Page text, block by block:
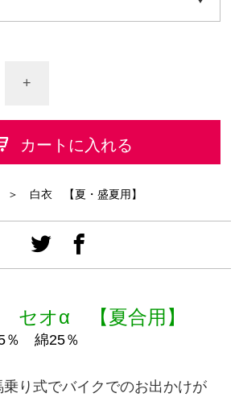
+
カートに入れる
＞ 白衣 【夏・盛夏用】
セオα 【夏合用】
％ 綿25％
乗り式でバイクでのお出かけが